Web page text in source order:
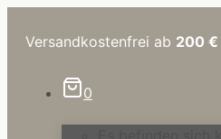
Inhalt
Versandkostenfrei ab 200 €
0